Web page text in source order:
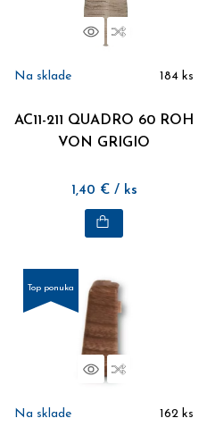
NáhľadPorovnať
Na sklade 184 ks
AC11-211 QUADRO 60 ROH
VON GRIGIO
1,40 € / ks
Top ponuka
NáhľadPorovnať
Na sklade 162 ks